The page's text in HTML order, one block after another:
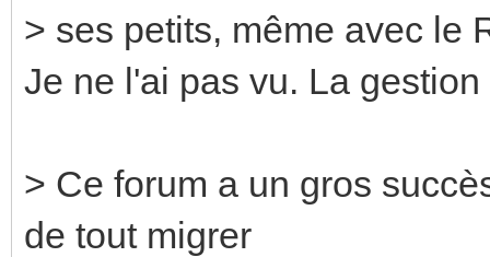
> ses petits, même avec le
Je ne l'ai pas vu. La
> Ce forum a un gros
de tout migrer